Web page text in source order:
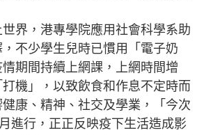
，港專學院應用社會科學系助
不少學生兒時已慣用「電子奶
期間持續上網課，上網時間增
機」，以致飲食和作息不定時而
康、精神、社交及學業，「今次
進行，正正反映疫下生活造成影